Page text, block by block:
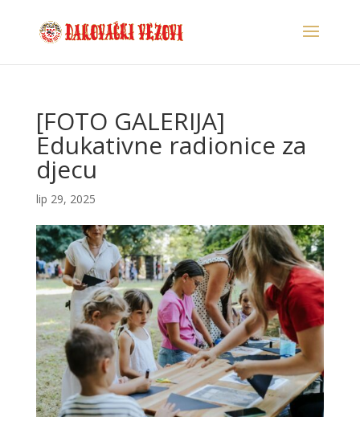
[FOTO GALERIJA]
Edukativne radionice za
djecu
lip 29, 2025